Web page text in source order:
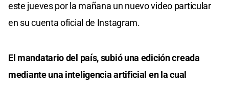
este jueves por la mañana un nuevo video particular
en su cuenta oficial de Instagram.
El mandatario del país, subió una edición creada
mediante una inteligencia artificial en la cual